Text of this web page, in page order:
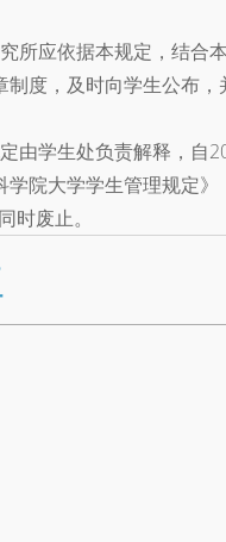
所应依据本规定，结合
制度，及时向学生公布
由学生处负责解释，自
学院大学学生管理规定》
时废止。